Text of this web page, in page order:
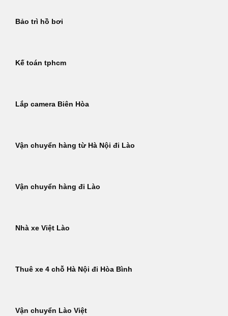
Bảo trì hồ bơi
Kế toán tphcm
Lắp camera Biên Hòa
Vận chuyển hàng từ Hà Nội đi Lào
Vận chuyển hàng đi Lào
Nhà xe Việt Lào
Thuê xe 4 chỗ Hà Nội đi Hòa Bình
Vận chuyển Lào Việt